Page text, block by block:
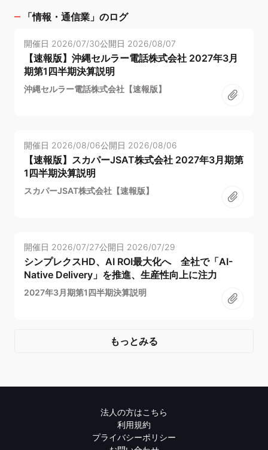
「情報・通信業 」のログ
開催日 2026/07/30公開日 2026/08/07
【速報版】沖縄セルラー電話株式会社 2027年3月
期第1四半期決算説明
沖縄セルラー電話株式会社【速報版】
開催日 2026/08/06公開日 2026/08/06
【速報版】スカパーJSAT株式会社 2027年3月期第
1四半期決算説明
スカパーJSAT株式会社【速報版】
開催日 2026/07/27公開日 2026/07/29
シンプレクスHD、AI ROI最大化へ 全社で「AI-
Native Delivery」を推進、生産性向上に注力
2027年3月期第1四半期決算説明
もっとみる
法人の方はこちら
利用規約
プライバシーポリシー